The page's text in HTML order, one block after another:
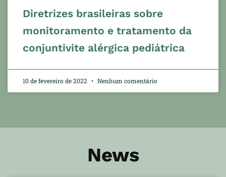
Diretrizes brasileiras sobre
monitoramento e tratamento da
conjuntivite alérgica pediátrica
10 de fevereiro de 2022 Nenhum comentário
News